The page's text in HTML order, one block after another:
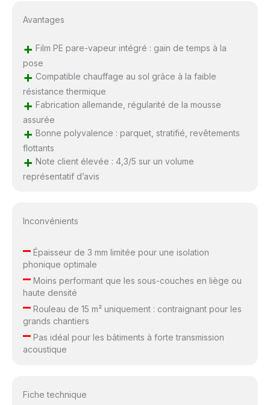
Avantages
+ Film PE pare-vapeur intégré : gain de temps à la
pose
+ Compatible chauffage au sol grâce à la faible
résistance thermique
+ Fabrication allemande, régularité de la mousse
assurée
+ Bonne polyvalence : parquet, stratifié, revêtements
flottants
+ Note client élevée : 4,3/5 sur un volume
représentatif d’avis
Inconvénients
–Épaisseur de 3 mm limitée pour une isolation
phonique optimale
–Moins performant que les sous-couches en liège ou
haute densité
–Rouleau de 15 m² uniquement : contraignant pour les
grands chantiers
–Pas idéal pour les bâtiments à forte transmission
acoustique
Fiche technique